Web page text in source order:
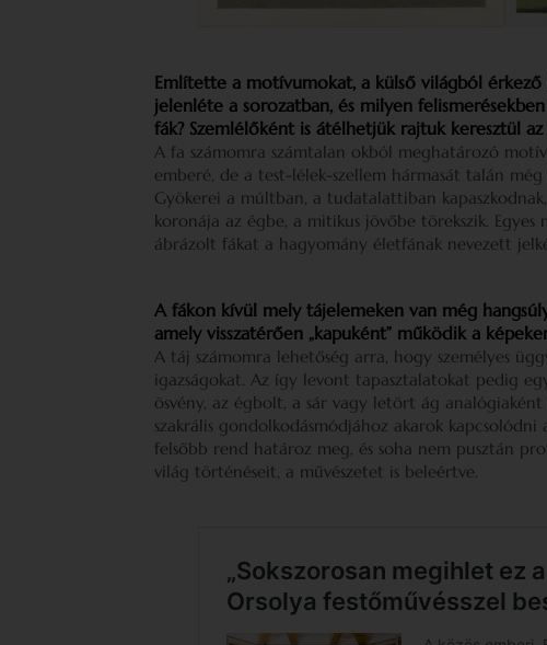
Említette a motívumokat, a külső világból
jelenléte a sorozatban, és milyen
fák? Szemlélőként is átélhetjük rajtuk keresztül
A fa számomra számtalan okból meghatározó
emberé, de a test-lélek-szellem hármasát talán
Gyökerei a múltban, a tudatalattiban
koronája az égbe, a mitikus jövőbe törekszik.
ábrázolt fákat a hagyomány életfának nevezett
A fákon kívül mely tájelemeken van még
amely visszatérően „kapuként” működik a
A táj számomra lehetőség arra, hogy személyes
igazságokat. Az így levont tapasztalatokat pedig
ösvény, az égbolt, a sár vagy letört ág
szakrális gondolkodásmódjához akarok
felsőbb rend határoz meg, és soha nem pusztán
világ történéseit, a művészetet is beleértve.